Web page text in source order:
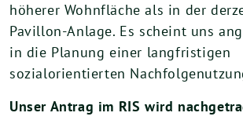
höherer Wohnfläche als in der
Pavillon-Anlage. Es scheint uns
in die Planung einer langfristigen
sozialorientierten
Unser Antrag im RIS wird